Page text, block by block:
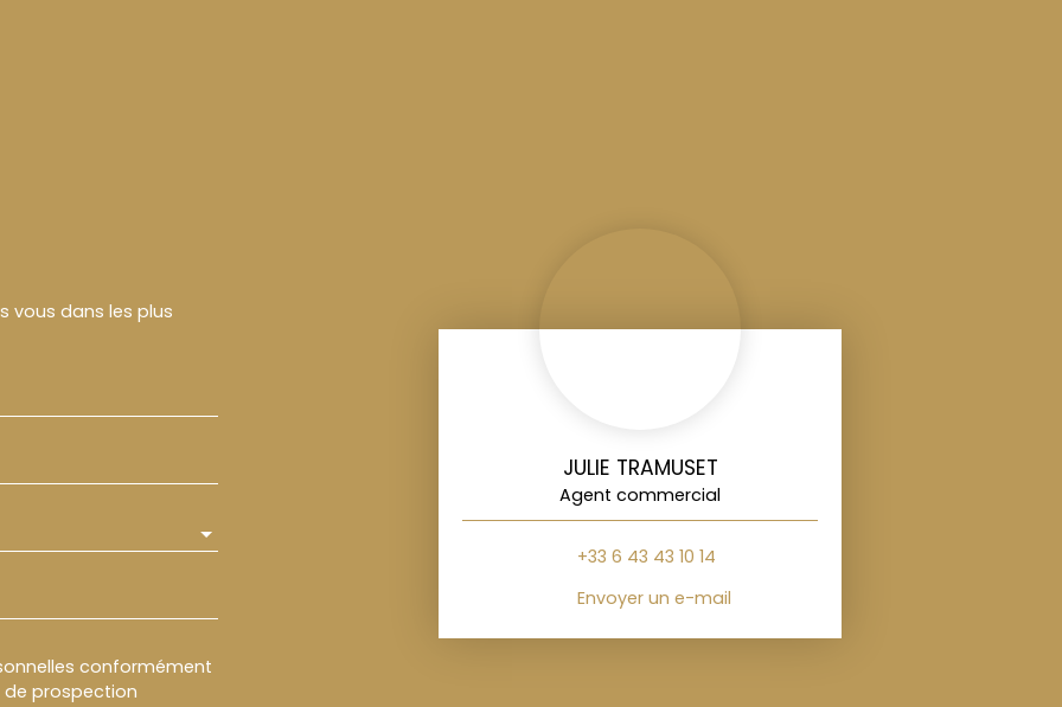
vous dans les plus
conformément
de prospection
JULIE TRAMUSET
Agent commercial
+33 6 43 43 10 14
Envoyer un e-mail